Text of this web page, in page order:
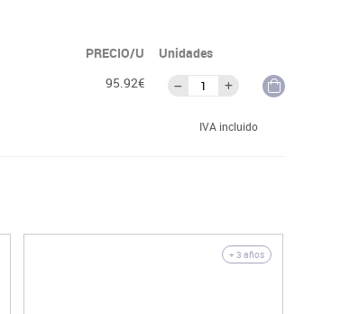
PRECIO/U
Unidades
95.92€
IVA incluido
+ 3 años